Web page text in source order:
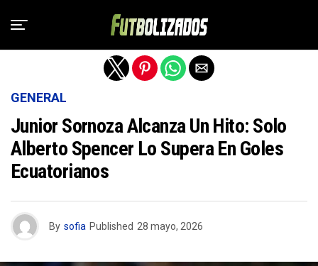
GENERAL
Junior Sornoza Alcanza Un Hito: Solo
Alberto Spencer Lo Supera En Goles
Ecuatorianos
By sofia Published 28 mayo, 2026
Salir de la versión móvil